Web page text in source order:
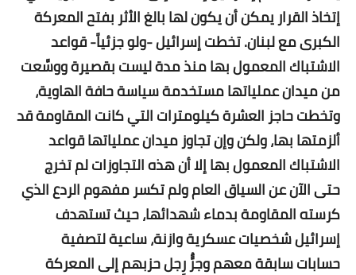
إتخاذ القرار يمكن أن يكون لها بالغ الأثر بفتح المعركة
الكبرى مع لبنان. تخطت إسرائيل -ولو جزئياً- قواعد
الاشتباك المعمول بها منذ مدة ليست بقصيرة ووسَّعت
من ميدان عملياتها مستخدمة سياسة حافة الهاوية،
وتخطت حاجز العشرة كيلومترات التي كانت المقاومة قد
ألزمتها بها، ولكن وإن تجاوز ميدان عملياتها قواعد
الاشتباك المعمول بها إلا أن هذه التجاوزات لم تخرج
حتى الآن عن السياق العام ولم تكسر مفهوم الردع الذي
كرسته المقاومة بدماء شهدائها، حيث تستهدف
إسرائيل شخصيات عسكرية وازنة، ساعية لتصفية
حسابات سابقة معهم وجرًُّ رِجل حزبهم إلى المعركة